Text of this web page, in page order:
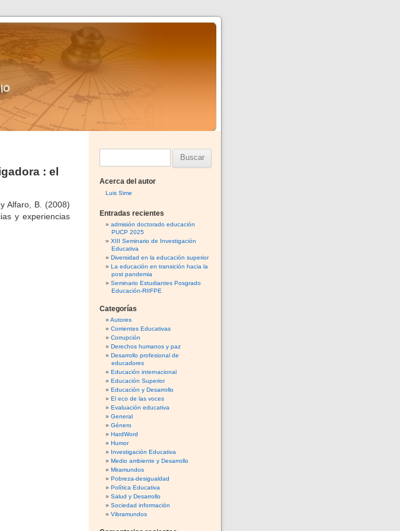
: el
Alfaro, B. (2008)
y experiencias
Acerca del autor
Luis Sime
Entradas recientes
admisión doctorado educación
PUCP 2025
XIII Seminario de Investigación
Educativa
Diversidad en la educación superior
La educación en transición hacia la
post pandemia
Seminario Estudiantes Posgrado
Educación-RIIFPE
Categorías
Autores
Corrientes Educativas
Corrupción
Derechos humanos y paz
Desarrollo profesional de
educadores
Educación internacional
Educación Superior
Educación y Desarrollo
El eco de las voces
Evaluación educativa
General
Género
HardWord
Humor
Investigación Educativa
Medio ambiente y Desarrollo
Miramundos
Pobreza-desigualdad
Política Educativa
Salud y Desarrollo
Sociedad información
Vibramundos